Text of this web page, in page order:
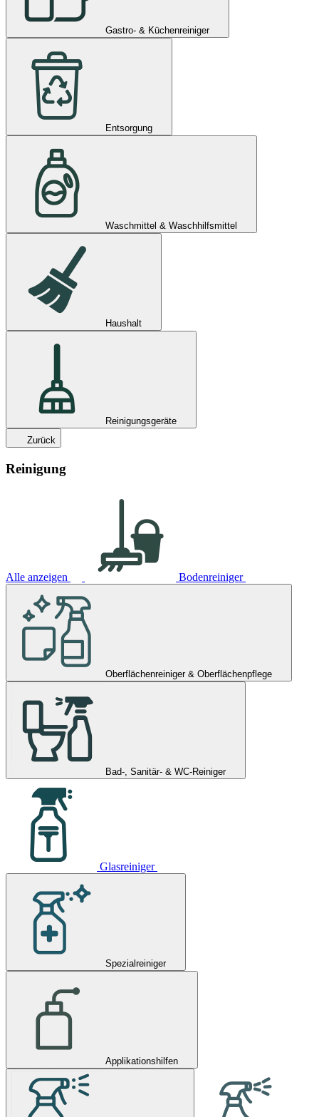
Gastro- & Küchenreiniger
Entsorgung
Waschmittel & Waschhilfsmittel
Haushalt
Reinigungsgeräte
Zurück
Reinigung
Alle anzeigen Bodenreiniger
Oberflächenreiniger & Oberflächenpflege
Bad-, Sanitär- & WC-Reiniger
Glasreiniger
Spezialreiniger
Applikationshilfen